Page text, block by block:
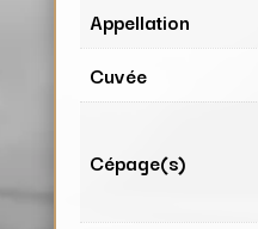
Appellation
Cuvée
Cépage(s)